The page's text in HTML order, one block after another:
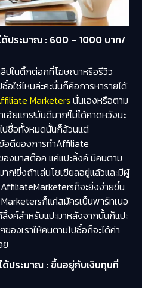
ประมาณ : 600 – 1000 บาท/
ปในติ๊กต่อกที่โฆษณาหรือรีวิว
อใช่ไหมล่ะคะนั่นก็คือการหารายได้
Marketers นั่นเองหรือตาม
ฮ้ยแกร!มันดีมาก!ไม่ได้คาดหวังนะ
ซื้อทั้งหมดนั้นก็ล้วนแต่
อดีของการทำAffiliate
งมาสต๊อค แค่แปะลิ้งค์ มีคนตาม
ก!ยิ่งถ้าเล่นโซเชียลอยู่แล้วและมีผู้
ก็จะยิ่งง่ายขึ้น
ก็แค่สมัครเป็นพาร์ทเนอ
งค์สำหรับแปะมาหลังจากนั้นก็แปะ
องเราให้คนตามไปซื้อก็จะได้ค่า
ย
ด้ประมาณ : ขึ้นอยู่กับเงินทุนที่